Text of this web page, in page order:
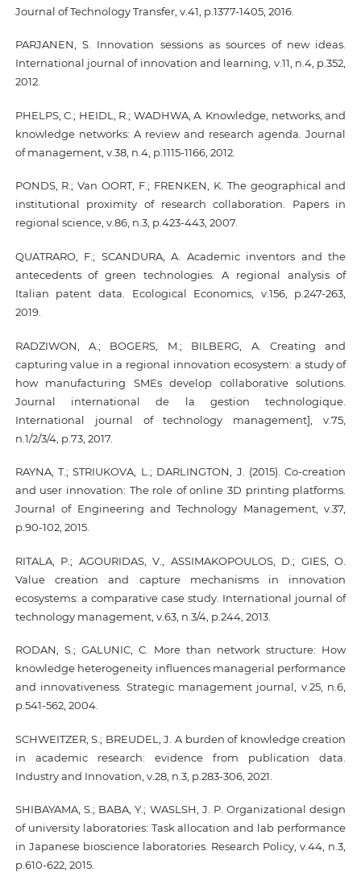
Journal of Technology Transfer, v.41, p.1377-1405, 2016.
PARJANEN, S. Innovation sessions as sources of new ideas.
International journal of innovation and learning, v.11, n.4, p.352,
2012.
PHELPS, C.; HEIDL, R.; WADHWA, A. Knowledge, networks, and
knowledge networks: A review and research agenda. Journal
of management, v.38, n.4, p.1115-1166, 2012.
PONDS, R.; Van OORT, F.; FRENKEN, K. The geographical and
institutional proximity of research collaboration. Papers in
regional science, v.86, n.3, p.423-443, 2007.
QUATRARO, F.; SCANDURA, A. Academic inventors and the
antecedents of green technologies. A regional analysis of
Italian patent data. Ecological Economics, v.156, p.247-263,
2019.
RADZIWON, A.; BOGERS, M.; BILBERG, A. Creating and
capturing value in a regional innovation ecosystem: a study of
how manufacturing SMEs develop collaborative solutions.
Journal international de la gestion technologique.
International journal of technology management], v.75,
n.1/2/3/4, p.73, 2017.
RAYNA, T.; STRIUKOVA, L.; DARLINGTON, J. (2015). Co-creation
and user innovation: The role of online 3D printing platforms.
Journal of Engineering and Technology Management, v.37,
p.90-102, 2015.
RITALA, P.; AGOURIDAS, V., ASSIMAKOPOULOS, D.; GIES, O.
Value creation and capture mechanisms in innovation
ecosystems: a comparative case study. International journal of
technology management, v.63, n.3/4, p.244, 2013.
RODAN, S.; GALUNIC, C. More than network structure: How
knowledge heterogeneity influences managerial performance
and innovativeness. Strategic management journal, v.25, n.6,
p.541-562, 2004.
SCHWEITZER, S.; BREUDEL, J. A burden of knowledge creation
in academic research: evidence from publication data.
Industry and Innovation, v.28, n.3, p.283-306, 2021.
SHIBAYAMA, S.; BABA, Y.; WASLSH, J. P. Organizational design
of university laboratories: Task allocation and lab performance
in Japanese bioscience laboratories. Research Policy, v.44, n.3,
p.610-622, 2015.